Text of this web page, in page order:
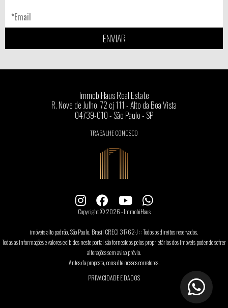
ENVIAR
ImmobiHaus Real Estate
R. Nove de Julho, 72 cj 111 - Alto da Boa Vista
04739-010 - São Paulo - SP
TRABALHE CONOSCO
Copyright © 2026 - ImmobiHaus
imóveis alto padrão, São Paulo, Brasil CRECI 31762-J :: Todos os direitos reservados.
Todas as informações e valores exibidos neste portal são fornecidos pelos proprietários dos imóveis podendo sofrer
alterações sem aviso prévio.
Antes da proposta, consulte nossos corretores.
PRIVACIDADE E DADOS